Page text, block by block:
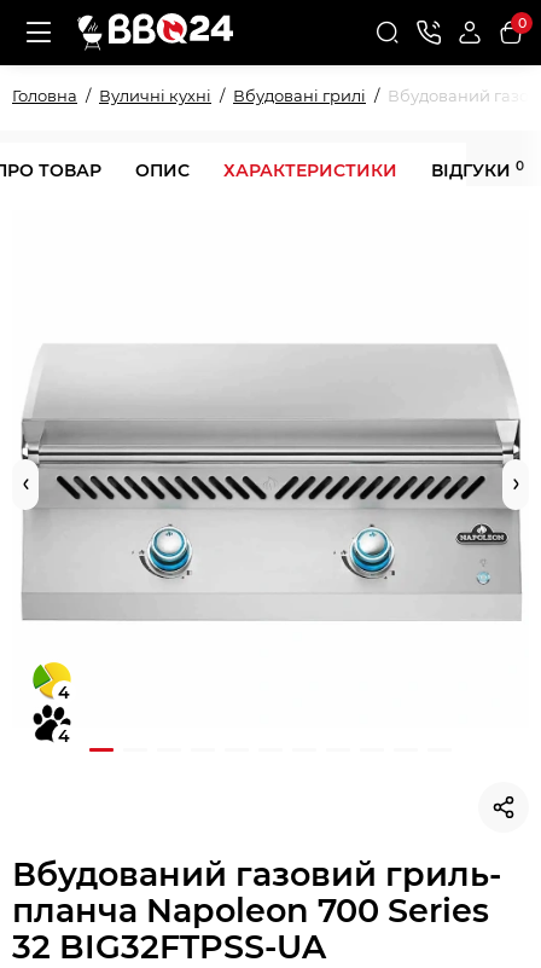
0
Головна Вуличні кухні Вбудовані грилі Вбудований
ТОВАР ОПИС ХАРАКТЕРИСТИКИ ВІДГУКИ 0
4
4
Вбудований газовий гриль-
планча Napoleon 700 Series
32 BIG32FTPSS-UA